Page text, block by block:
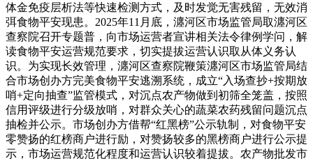
体金免疫层析法等快速检测方式，及时发觉无害残留，无效消
弭食物平安现患。2025年11月底，瀍河区市场监管局取瀍河区
查察院召开专题普，向市场运营者宣讲相关法令律例学问，解
读食物平安运营规范要求，切实提拔运营认识取从体义务认
识。为实现长效管理，瀍河区查察院鞭策瀍河区市场监管局结
合市场创办方完美食物平安逃溯系统，成立“入场查抄+按期放
哨+定向抽查”监管模式，对沉点农产物做到初筛全笼盖，按照
信用评级进行分级放哨，对群众关心的蔬菜农药残留问题沉点
抽检并公示。市场创办方借帮“红黑榜”公示轨制，对食物平安
零赞扬的红榜商户进行励，对赞扬较多的黑榜商户进行公示提
示，市场运营规范化程度和运营认识较着提拔。农产物批发市